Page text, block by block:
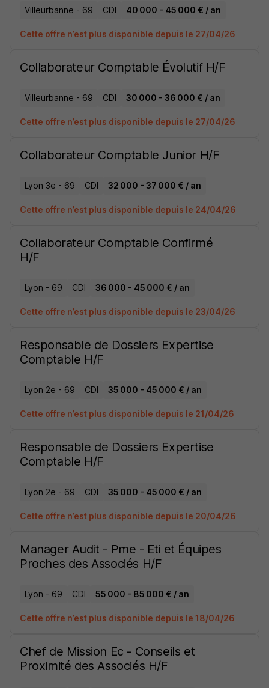
Villeurbanne - 69 CDI 40 000 - 45 000 € / an
Cette offre n’est plus disponible depuis le 27/04/26
Collaborateur Comptable Évolutif H/F
Villeurbanne - 69 CDI 30 000 - 36 000 € / an
Cette offre n’est plus disponible depuis le 27/04/26
Collaborateur Comptable Junior H/F
Lyon 3e - 69 CDI 32 000 - 37 000 € / an
Cette offre n’est plus disponible depuis le 24/04/26
Collaborateur Comptable Confirmé
H/F
Lyon - 69 CDI 36 000 - 45 000 € / an
Cette offre n’est plus disponible depuis le 23/04/26
Responsable de Dossiers Expertise
Comptable H/F
Lyon 2e - 69 CDI 35 000 - 45 000 € / an
Cette offre n’est plus disponible depuis le 21/04/26
Responsable de Dossiers Expertise
Comptable H/F
Lyon 2e - 69 CDI 35 000 - 45 000 € / an
Cette offre n’est plus disponible depuis le 20/04/26
Manager Audit - Pme - Eti et Équipes
Proches des Associés H/F
Lyon - 69 CDI 55 000 - 85 000 € / an
Cette offre n’est plus disponible depuis le 18/04/26
Chef de Mission Ec - Conseils et
Proximité des Associés H/F